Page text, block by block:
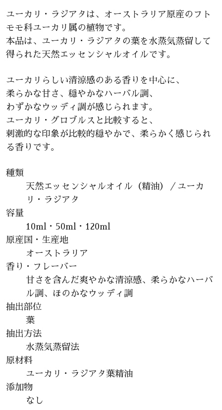
ユーカリ・ラジアタは、オーストラリア原産のフト
モモ科ユーカリ属の植物です。
本品は、ユーカリ・ラジアタの葉を水蒸気蒸留して
得られた天然エッセンシャルオイルです。
ユーカリらしい清涼感のある香りを中心に、
柔らかな甘さ、穏やかなハーバル調、
わずかなウッディ調が感じられます。
ユーカリ・グロブルスと比較すると、
刺激的な印象が比較的穏やかで、柔らかく感じられ
る香りです。
種類
天然エッセンシャルオイル（精油）／ユーカ
リ・ラジアタ
容量
10ml・50ml・120ml
原産国・生産地
オーストラリア
香り・フレーバー
甘さを含んだ爽やかな清涼感、柔らかなハーバ
ル調、ほのかなウッディ調
抽出部位
葉
抽出方法
水蒸気蒸留法
原材料
ユーカリ・ラジアタ葉精油
添加物
なし